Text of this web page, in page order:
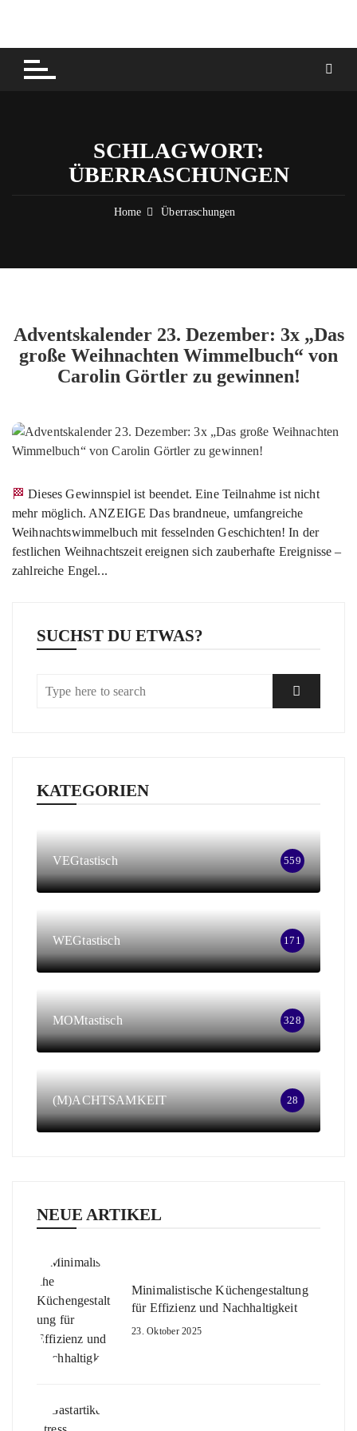
content
SCHLAGWORT:
ÜBERRASCHUNGEN
Home Überraschungen
Adventskalender 23. Dezember: 3x „Das
große Weihnachten Wimmelbuch“ von
Carolin Görtler zu gewinnen!
🏁 Dieses Gewinnspiel ist beendet. Eine Teilnahme ist nicht
mehr möglich. ANZEIGE Das brandneue, umfangreiche
Weihnachtswimmelbuch mit fesselnden Geschichten! In der
festlichen Weihnachtszeit ereignen sich zauberhafte Ereignisse –
zahlreiche Engel...
SUCHST DU ETWAS?
KATEGORIEN
VEGtastisch 559
WEGtastisch 171
MOMtastisch 328
(M)ACHTSAMKEIT 28
NEUE ARTIKEL
Minimalistische Küchengestaltung
für Effizienz und Nachhaltigkeit
23. Oktober 2025